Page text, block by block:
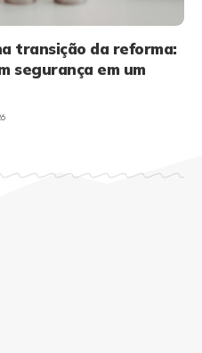
transição da reforma:
segurança em um